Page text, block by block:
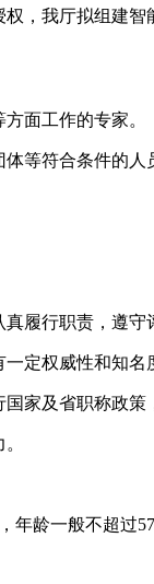
，我厅拟组建
面工作的专家。
等符合条件的人
履行职责，遵守
定权威性和知名
家及省职称政
年龄一般不超